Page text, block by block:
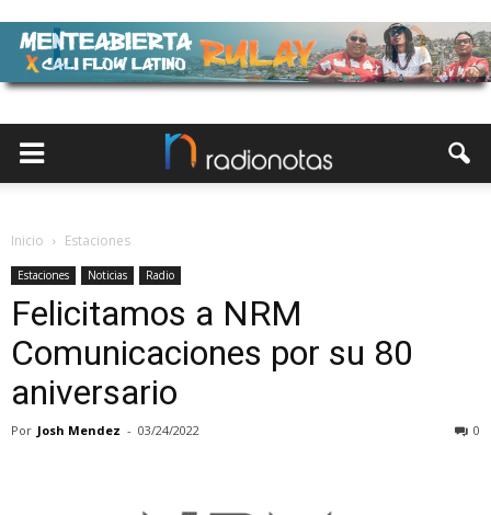
Inicio Estaciones
Estaciones Noticias Radio
Felicitamos a NRM
Comunicaciones por su 80
aniversario
Por Josh Mendez - 03/24/2022 0